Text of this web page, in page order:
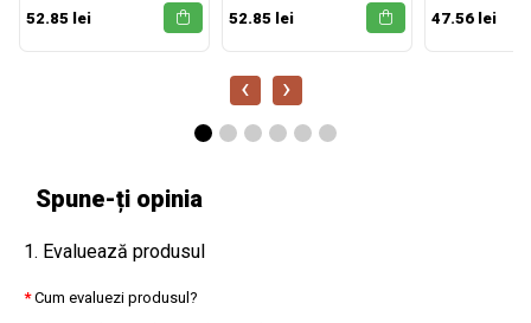
52.85 lei 52.85 lei 47.56 lei
‹ ›
Spune-ți opinia
1. Evaluează produsul
Cum evaluezi produsul?